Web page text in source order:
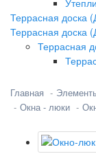
Террасная доска
Террасная доска
Террасная
Главная
Окна - люки